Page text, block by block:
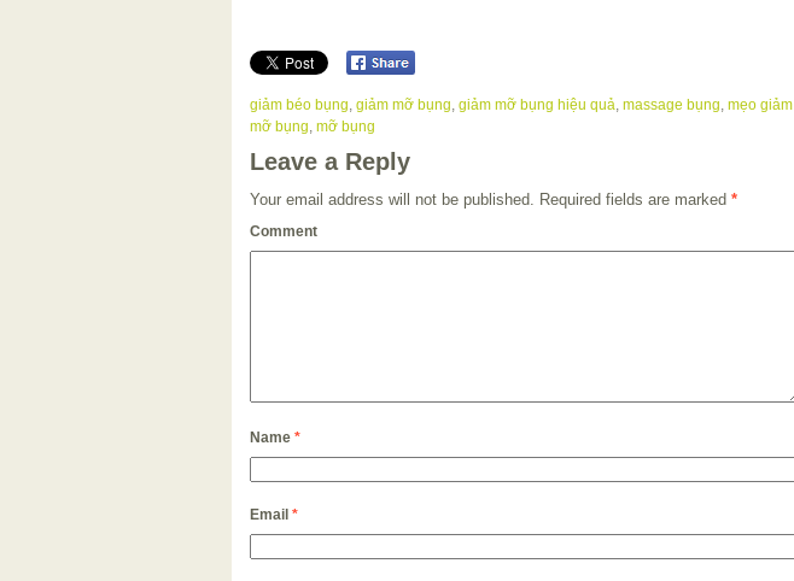
giảm béo bụng giảm mỡ bụng giảm mỡ bụng hiệu quả massage bụng mẹo giảm
mỡ bụng mỡ bụng
Leave a Reply
Your email address will not be published. Required fields are marked *
Comment
Name *
Email *